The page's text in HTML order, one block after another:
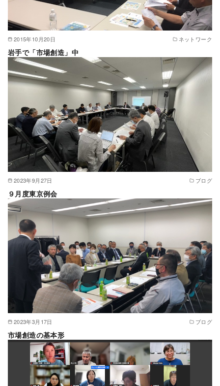
2015年10月20日 ネットワーク
岩手で「市場創造」中
2023年9月27日 ブログ
９月度東京例会
2023年3月17日 ブログ
市場創造の基本形